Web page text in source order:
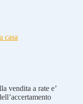
casa
vendita a rate e’